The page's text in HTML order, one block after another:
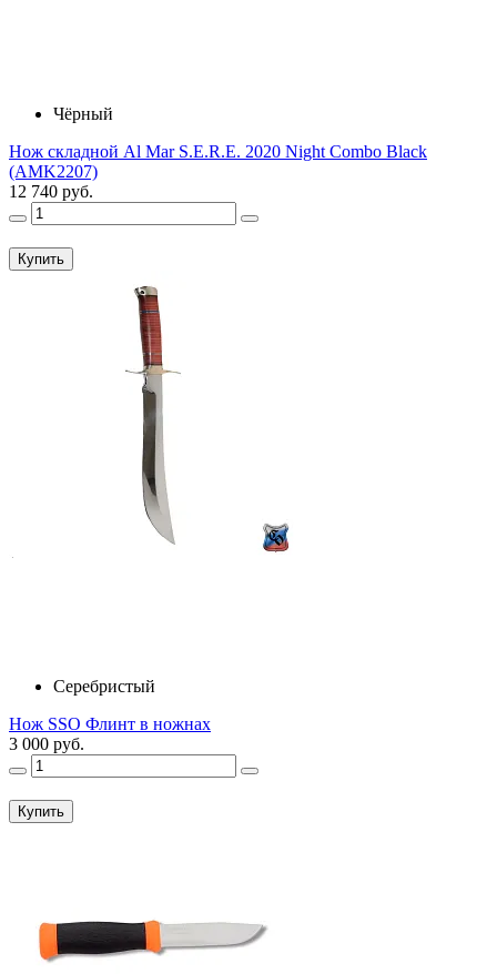
Чёрный
Нож складной Al Mar S.E.R.E. 2020 Night Combo Black
(AMK2207)
12 740 руб.
Купить
Серебристый
Нож SSO Флинт в ножнах
3 000 руб.
Купить